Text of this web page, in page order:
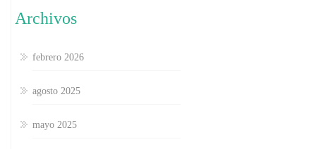
Archivos
febrero 2026
agosto 2025
mayo 2025